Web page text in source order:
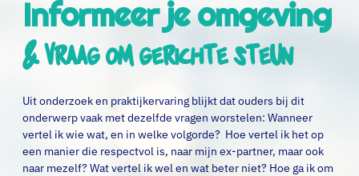
Informeer je omgeving
& vraag om gerichte steun
Uit onderzoek en praktijkervaring blijkt dat ouders bij dit
onderwerp vaak met dezelfde vragen worstelen: Wanneer
vertel ik wie wat, en in welke volgorde? Hoe vertel ik het op
een manier die respectvol is, naar mijn ex-partner, maar ook
naar mezelf? Wat vertel ik wel en wat beter niet? Hoe ga ik om